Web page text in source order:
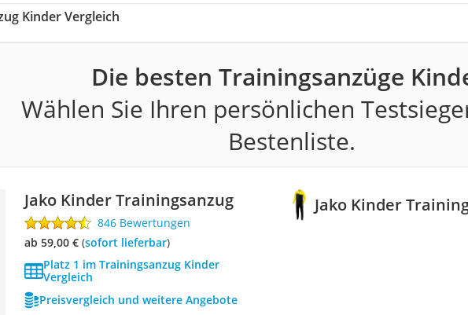
Kinder Vergleich
Die besten Trainingsanzüge
Wählen Sie Ihren persönlichen
Bestenliste.
Jako Kinder
Jako Kinder Trainingsanzug
846 Bewertungen
ab 59,00 €( Sofort lieferbar)
Platz 1 im Trainingsanzug Kinder
Vergleich
Preisvergleich und weitere Angebote